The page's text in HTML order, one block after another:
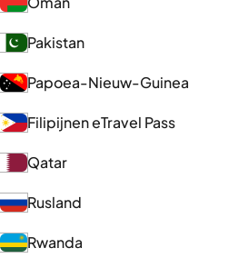
Pakistan
Papoea-Nieuw-Guinea
Filipijnen eTravel Pass
Qatar
Rusland
Rwanda